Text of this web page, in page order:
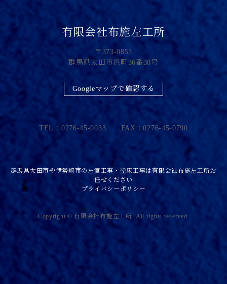
有限会社布施左工所
〒373-0853
群馬県太田市浜町36番38号
Googleマップで確認する
TEL：0276-45-9033 FAX：0276-45-0790
群馬県太田市や伊勢崎市の左官工事・塗床工事は有限会社布施左工所お
任せください
プライバシーポリシー
Copyright © 有限会社布施左工所. All rights reserved.